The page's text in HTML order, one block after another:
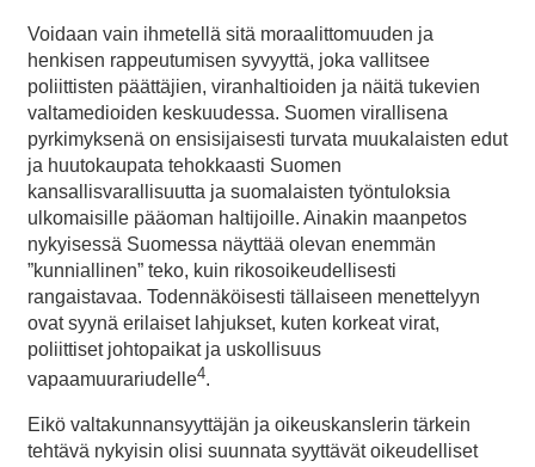
Voidaan vain ihmetellä sitä moraalittomuuden ja
henkisen rappeutumisen syvyyttä, joka vallitsee
poliittisten päättäjien, viranhaltioiden ja näitä tukevien
valtamedioiden keskuudessa. Suomen virallisena
pyrkimyksenä on ensisijaisesti turvata muukalaisten edut
ja huutokaupata tehokkaasti Suomen
kansallisvarallisuutta ja suomalaisten työntuloksia
ulkomaisille pääoman haltijoille. Ainakin maanpetos
nykyisessä Suomessa näyttää olevan enemmän
”kunniallinen” teko, kuin rikosoikeudellisesti
rangaistavaa. Todennäköisesti tällaiseen menettelyyn
ovat syynä erilaiset lahjukset, kuten korkeat virat,
poliittiset johtopaikat ja uskollisuus
vapaamuurariudelle4.
Eikö valtakunnansyyttäjän ja oikeuskanslerin tärkein
tehtävä nykyisin olisi suunnata syyttävät oikeudelliset